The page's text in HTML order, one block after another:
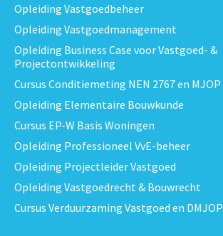
Opleiding Vastgoedbeheer
Opleiding Vastgoedmanagement
Opleiding Business Case voor Vastgoed- &
Projectontwikkeling
Cursus Conditiemeting NEN 2767 en MJOP
Opleiding Elementaire Bouwkunde
Cursus EP-W Basis Woningen
Opleiding Professioneel VvE-beheer
Opleiding Projectleider Vastgoed
Opleiding Vastgoedrecht & Bouwrecht
Cursus Verduurzaming Vastgoed en DMJOP